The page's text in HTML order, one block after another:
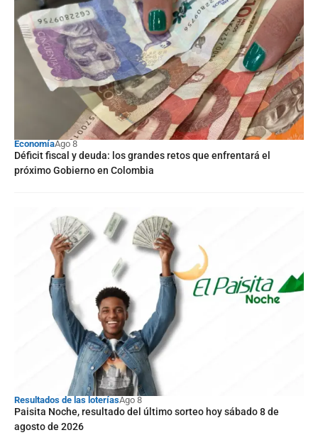
EconomíaAgo 8
Déficit fiscal y deuda: los grandes retos que enfrentará el
próximo Gobierno en Colombia
Resultados de las loteríasAgo 8
Paisita Noche, resultado del último sorteo hoy sábado 8 de
agosto de 2026